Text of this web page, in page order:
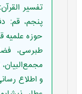
تفسیر
پنجم، قم:
حوزه علميه
و اطلاع